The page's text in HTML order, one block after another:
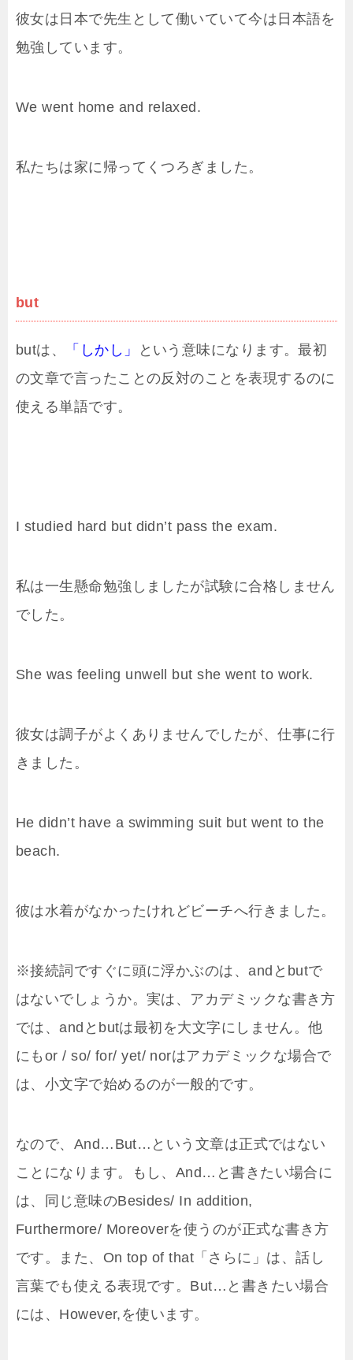
彼女は日本で先生として働いていて今は日本語を
勉強しています。
We went home and relaxed.
私たちは家に帰ってくつろぎました。
but
butは、 「しかし」
という意味になります。最初
の文章で言ったことの反対のことを表現するのに
使える単語です。
I studied hard but didn’t pass the exam.
私は一生懸命勉強しましたが試験に合格しません
でした。
She was feeling unwell but she went to work.
彼女は調子がよくありませんでしたが、仕事に行
きました。
He didn’t have a swimming suit but went to the
beach.
彼は水着がなかったけれどビーチへ行きました。
※接続詞ですぐに頭に浮かぶのは、andとbutで
はないでしょうか。実は、アカデミックな書き方
では、andとbutは最初を大文字にしません。他
にもor / so/ for/ yet/ norはアカデミックな場合で
は、小文字で始めるのが一般的です。
なので、And…But…という文章は正式ではない
ことになります。もし、And…と書きたい場合に
は、同じ意味のBesides/ In addition,
Furthermore/ Moreoverを使うのが正式な書き方
です。また、On top of that「さらに」は、話し
言葉でも使える表現です。But…と書きたい場合
には、However,を使います。